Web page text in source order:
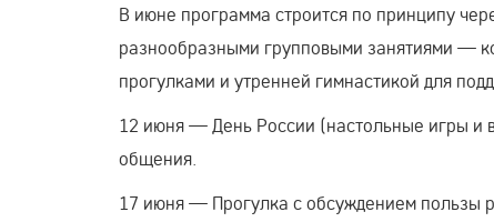
В июне программа строится по принципу
разнообразными групповыми занятиями —
прогулками и утренней гимнастикой для
12 июня — День России (настольные игры и
общения.
17 июня — Прогулка с обсуждением пользы